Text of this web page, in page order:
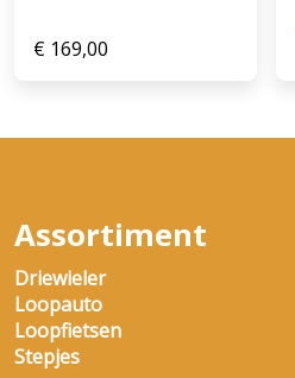
€ 169,00
Assortiment
Driewieler
Loopauto
Loopfietsen
Stepjes